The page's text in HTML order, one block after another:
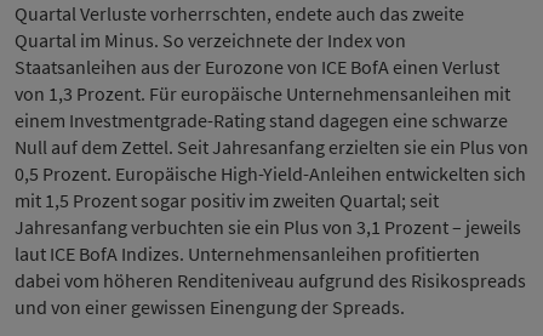
Quartal Verluste vorherrschten, endete auch das zweite
Quartal im Minus. So verzeichnete der Index von
Staatsanleihen aus der Eurozone von ICE BofA einen Verlust
von 1,3 Prozent. Für europäische Unternehmensanleihen mit
einem Investmentgrade-Rating stand dagegen eine schwarze
Null auf dem Zettel. Seit Jahresanfang erzielten sie ein Plus von
0,5 Prozent. Europäische High-Yield-Anleihen entwickelten sich
mit 1,5 Prozent sogar positiv im zweiten Quartal; seit
Jahresanfang verbuchten sie ein Plus von 3,1 Prozent – jeweils
laut ICE BofA Indizes. Unternehmensanleihen profitierten
dabei vom höheren Renditeniveau aufgrund des Risikospreads
und von einer gewissen Einengung der Spreads.